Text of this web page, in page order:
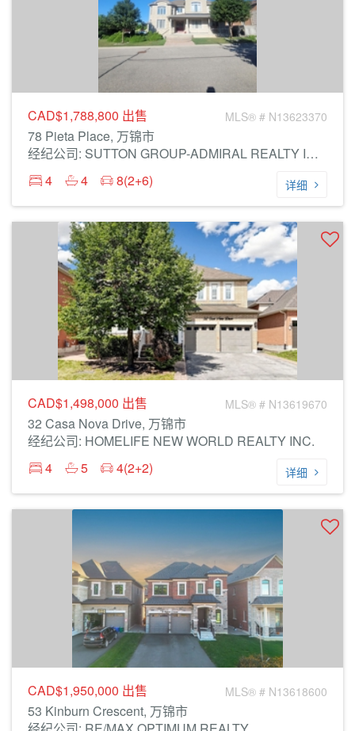
CAD$1,788,800 出售 MLS® # N13623370
78 Pieta Place, 万锦市
经纪公司: SUTTON GROUP-ADMIRAL REALTY INC.
4
4 8(2+6) 详细
CAD$1,498,000 出售 MLS® # N13619670
32 Casa Nova Drive, 万锦市
经纪公司: HOMELIFE NEW WORLD REALTY INC.
4
5 4(2+2) 详细
CAD$1,950,000 出售 MLS® # N13618600
53 Kinburn Crescent, 万锦市